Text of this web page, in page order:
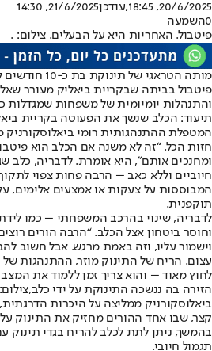
20/6/2025, 18:45
,עודכן21/6/2025, 14:30
0השמעה
פיטבול. האחריות היא על הבעלים. צילום: .
מותה הטראגי
פיטבול בביתה שבקריית ביאליק מעורר
והתנהלות יומיומית של משפחות שמגדלות
תיעוד: הכלב שנשך את הפעוטה בקריית
המטפלת ההתנהגותית רומי ביאלוסקורניק
חזות הכל. “זה לא משנה אם הכלב הוא
ומחנכים אותם”, היא אומרת. לדבריה, כלב
חיוביים וללא כאב – הרבה פחות צפוי
המבוססות על צעקות או אמצעים אלימים,
תוקפנית.
לדבריה, שינוי בהרכב המשפחתי – כמו
וחוסר ביטחון אצל הכלב. “הרבה הורים
וישמור עליו, וזה באמת מרגש. אבל חשוב
עצום. הריח של התינוק מוזר, ההתנהגות
לחוץ מאוד – והוא צריך זמן ללמוד את
הזירה בה ננשכה התינוקת על ידי
ביאלוסקורניק ממליצה על היכרות
קצר, שבו אחד ההורים מחזיק את התינוק על
בהמשך, ניתן לתת לכלב להריח בגדי תינוק
תגמול חיובי.